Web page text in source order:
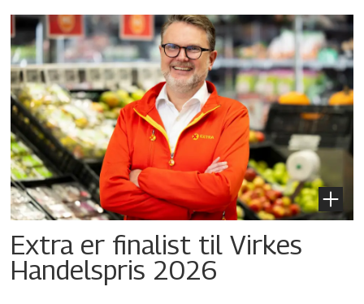
Extra er finalist til Virkes
Handelspris 2026